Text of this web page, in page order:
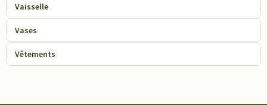
Vaisselle
Vases
Vêtements